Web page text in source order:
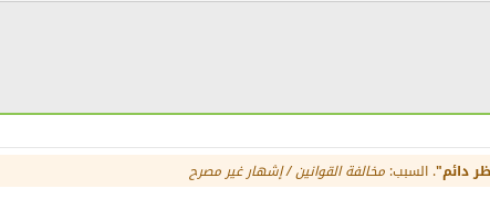
دائم". السبب:مخالفة القوانين / إشهار غير مصرح